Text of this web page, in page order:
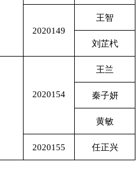
2020149
王智
刘芷杙
2020154
王兰
秦子妍
黄敏
2020155 任正兴